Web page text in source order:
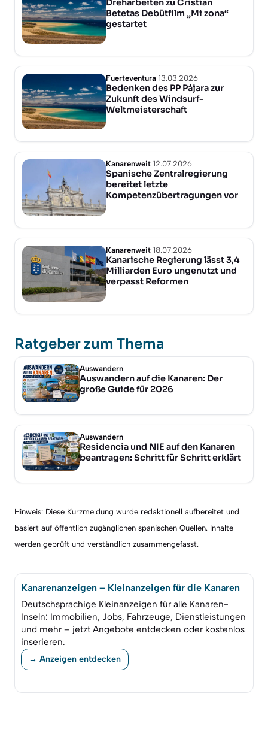
Betetas Debütfilm „Mi zona“
gestartet
Fuerteventura 13.03.2026
Bedenken des PP Pájara zur
Zukunft des Windsurf-
Weltmeisterschaft
Kanarenweit 12.07.2026
Spanische Zentralregierung
bereitet letzte
Kompetenzübertragungen vor
Kanarenweit 18.07.2026
Kanarische Regierung lässt 3,4
Milliarden Euro ungenutzt und
verpasst Reformen
Ratgeber zum Thema
Auswandern
Auswandern auf die Kanaren: Der
große Guide für 2026
Auswandern
Residencia und NIE auf den Kanaren
beantragen: Schritt für Schritt erklärt
Hinweis: Diese Kurzmeldung wurde redaktionell aufbereitet und
basiert auf öffentlich zugänglichen spanischen Quellen. Inhalte
werden geprüft und verständlich zusammengefasst.
Kanarenanzeigen – Kleinanzeigen für die Kanaren
Deutschsprachige Kleinanzeigen für alle Kanaren-
Inseln: Immobilien, Jobs, Fahrzeuge, Dienstleistungen
und mehr – jetzt Angebote entdecken oder kostenlos
inserieren.
→ Anzeigen entdecken